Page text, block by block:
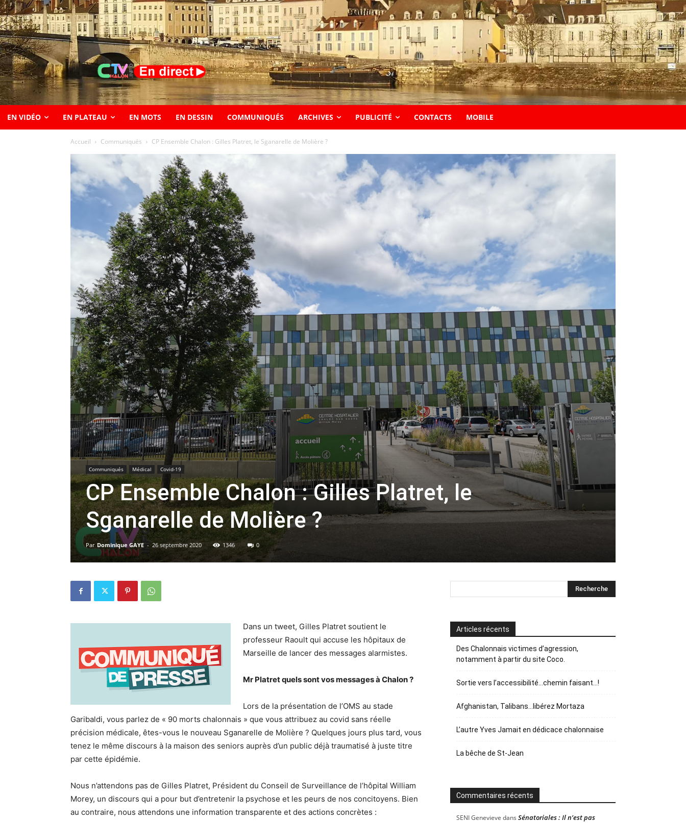
EN VIDÉO EN PLATEAU EN MOTS EN DESSIN COMMUNIQUÉS ARCHIVES PUBLICITÉ CONTACTS MOBILE
Accueil Communiqués CP Ensemble Chalon : Gilles Platret, le Sganarelle de Molière ?
Communiqués Médical Covid-19
CP Ensemble Chalon : Gilles Platret, le
Sganarelle de Molière ?
Par Dominique GAYE - 26 septembre 2020 1346 0
Dans un tweet, Gilles Platret soutient le
professeur Raoult qui accuse les hôpitaux de
Marseille de lancer des messages alarmistes.
Mr Platret quels sont vos messages à Chalon ?
Lors de la présentation de l’OMS au stade
Garibaldi, vous parlez de « 90 morts chalonnais » que vous attribuez au covid sans réelle
précision médicale, êtes-vous le nouveau Sganarelle de Molière ? Quelques jours plus tard, vous
tenez le même discours à la maison des seniors auprès d’un public déjà traumatisé à juste titre
par cette épidémie.
Nous n’attendons pas de Gilles Platret, Président du Conseil de Surveillance de l’hôpital William
Morey, un discours qui a pour but d’entretenir la psychose et les peurs de nos concitoyens. Bien
au contraire, nous attendons une information transparente et des actions concrètes :
Articles récents
Des Chalonnais victimes d’agression,
notamment à partir du site Coco.
Sortie vers l’accessibilité…chemin faisant…!
Afghanistan, Talibans…libérez Mortaza
L’autre Yves Jamait en dédicace chalonnaise
La bêche de St-Jean
Commentaires récents
SENI Genevieve dans Sénatoriales : Il n’est pas